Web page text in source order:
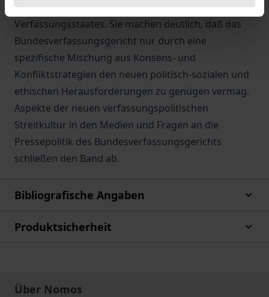
in die institutionelle Balance des demokratischen
Verfassungsstaates. Sie machen deutlich, daß das
Bundesverfassungsgericht nur durch eine
spezifische Mischung aus Konsens- und
Konfliktstrategien den neuen politisch-sozialen und
ethischen Herausforderungen zu genügen vermag.
Aspekte der neuen verfassungspolitischen
Streitkultur in den Medien und Fragen an die
Pressepolitik des Bundesverfassungsgerichts
schließen den Band ab.
Bibliografische Angaben
Produktsicherheit
Über Nomos